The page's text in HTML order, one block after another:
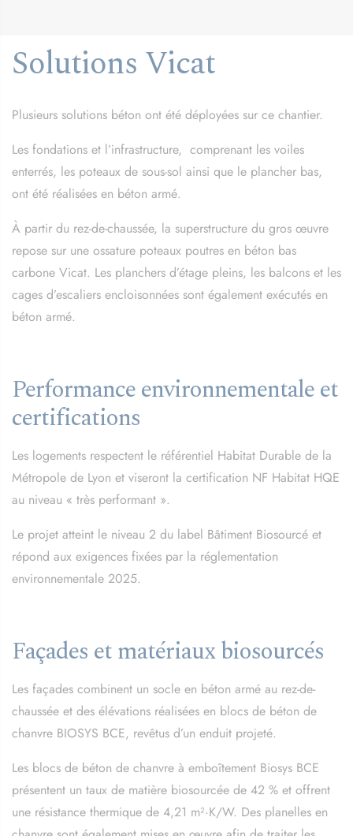
Solutions Vicat
Plusieurs solutions béton ont été déployées sur ce chantier.
Les fondations et l’infrastructure, comprenant les voiles
enterrés, les poteaux de sous-sol ainsi que le plancher bas,
ont été réalisées en béton armé.
À partir du rez-de-chaussée, la superstructure du gros œuvre
repose sur une ossature poteaux poutres en béton bas
carbone Vicat. Les planchers d’étage pleins, les balcons et les
cages d’escaliers encloisonnées sont également exécutés en
béton armé.
Performance environnementale et
certifications
Les logements respectent le référentiel Habitat Durable de la
Métropole de Lyon et viseront la certification NF Habitat HQE
au niveau « très performant ».
Le projet atteint le niveau 2 du label Bâtiment Biosourcé et
répond aux exigences fixées par la réglementation
environnementale 2025.
Façades et matériaux biosourcés
Les façades combinent un socle en béton armé au rez-de-
chaussée et des élévations réalisées en blocs de béton de
chanvre BIOSYS BCE, revêtus d’un enduit projeté.
Les blocs de béton de chanvre à emboîtement Biosys BCE
présentent un taux de matière biosourcée de 42 % et offrent
une résistance thermique de 4,21 m²·K/W. Des planelles en